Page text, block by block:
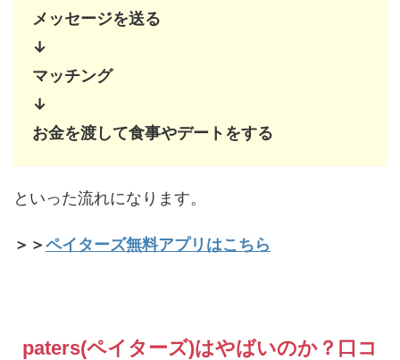
メッセージを送る
↓
マッチング
↓
お金を渡して食事やデートをする
といった流れになります。
＞＞ペイターズ無料アプリはこちら
paters(ペイターズ)はやばいのか？口コ